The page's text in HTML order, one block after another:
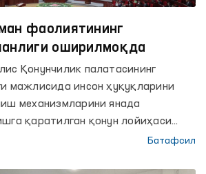
ҳамда Андижон вилояти ИИБ
олинган шахсларни қабул
учун мўлжалланган махсус
(Махсус қабулхона) мониторинг
фаолиятининг
оширилмоқда
Қонунчилик палатасининг
мажлисида инсон ҳуқуқларини
механизмларини янада
қаратилган қонун лойиҳаси
қабул қилинди.
Батафсил